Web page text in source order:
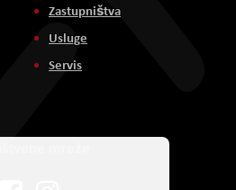
Zastupništva
Usluge
Servis